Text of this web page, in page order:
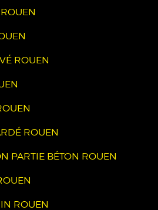
ROUEN
ROUEN
PARTIE BÉTON ROUEN
ROUEN